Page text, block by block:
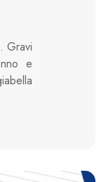
Gravi
e